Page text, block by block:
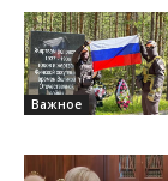
Важное